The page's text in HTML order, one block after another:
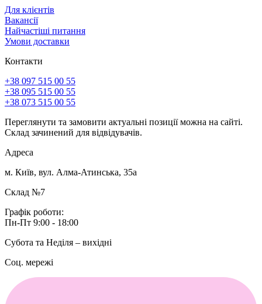
Для клієнтів
Вакансії
Найчастіші питання
Умови доставки
Контакти
+38 097 515 00 55
+38 095 515 00 55
+38 073 515 00 55
Переглянути та замовити актуальні позиції можна на сайті.
Склад зачинений для відвідувачів.
Адреса
м. Київ, вул. Алма-Атинська, 35а
Склад №7
Графік роботи:
Пн-Пт 9:00 - 18:00
Субота та Неділя – вихідні
Соц. мережі